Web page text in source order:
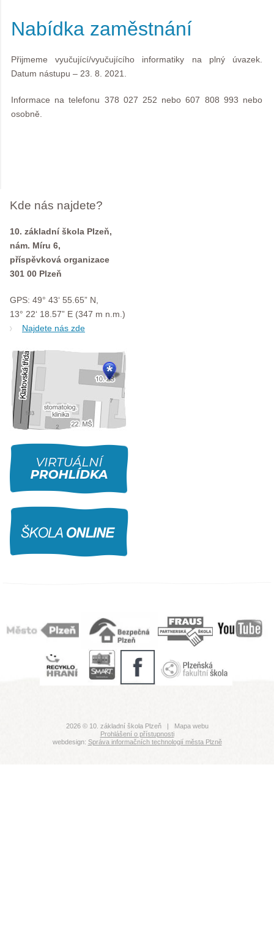
Nabídka zaměstnání
Přijmeme vyučující/vyučujícího informatiky na plný úvazek.
Datum nástupu – 23. 8. 2021.
Informace na telefonu 378 027 252 nebo 607 808 993 nebo
osobně.
Kde nás najdete?
10. základní škola Plzeň,
nám. Míru 6,
příspěvková organizace
301 00 Plzeň
GPS: 49° 43‘ 55.65” N,
13° 22‘ 18.57” E (347 m n.m.)
Najdete nás zde
2026 © 10. základní škola Plzeň |
Mapa webu
Prohlášení o přístupnosti
webdesign: Správa informačních technologií města Plzně